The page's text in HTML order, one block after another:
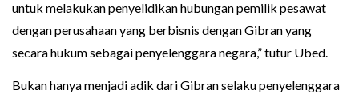
untuk melakukan penyelidikan hubungan pemilik pesawat
dengan perusahaan yang berbisnis dengan Gibran yang
secara hukum sebagai penyelenggara negara,” tutur Ubed.
Bukan hanya menjadi adik dari Gibran selaku penyelenggara